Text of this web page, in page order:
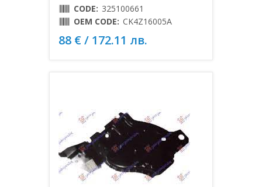
CODE: 325100661
OEM CODE: CK4Z16005A
88 € / 172.11 лв.